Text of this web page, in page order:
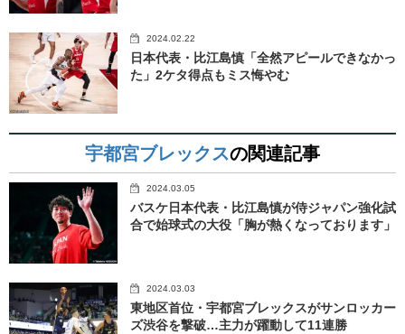
2024.02.22
日本代表・比江島慎「全然アピールできなかっ
た」2ケタ得点もミス悔やむ
宇都宮ブレックスの関連記事
2024.03.05
バスケ日本代表・比江島慎が侍ジャパン強化試
合で始球式の大役「胸が熱くなっております」
2024.03.03
東地区首位・宇都宮ブレックスがサンロッカー
ズ渋谷を撃破…主力が躍動して11連勝